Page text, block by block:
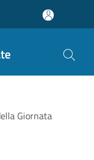
Giornata